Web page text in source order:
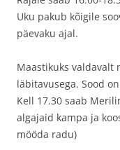
Uku pakub kõigile
päevaku ajal.
Maastikuks valdavalt
läbitavusega. Sood
Kell 17.30 saab
algajaid kampa ja
mööda radu)